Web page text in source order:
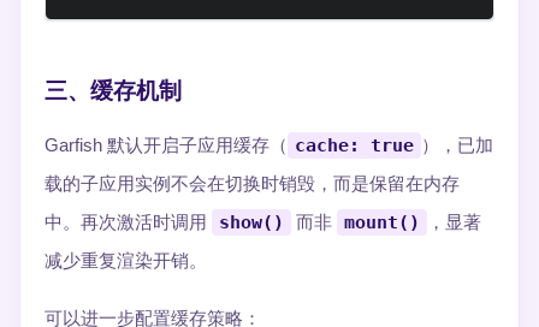
三、缓存机制
Garfish 默认开启子应用缓存（ cache: true ），已加
载的子应用实例不会在切换时销毁，而是保留在内存
中。再次激活时调用
show() 而非 mount()
，显著
减少重复渲染开销。
可以进一步配置缓存策略：